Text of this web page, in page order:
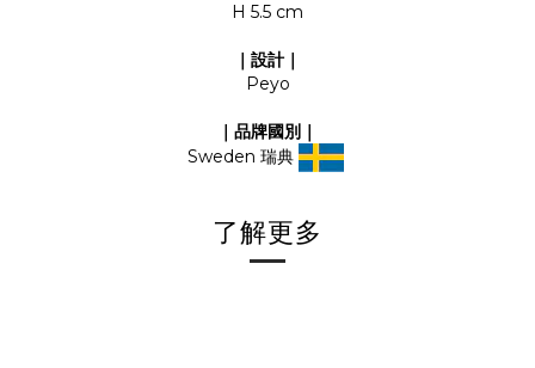
H 5.5 cm
｜設計｜
Peyo
｜品牌國別｜
Sweden 瑞典
了解更多